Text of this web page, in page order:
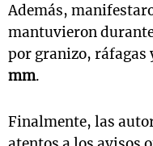
Además,
mantuvieron
por granizo, ráfagas
mm.
Finalmente, las